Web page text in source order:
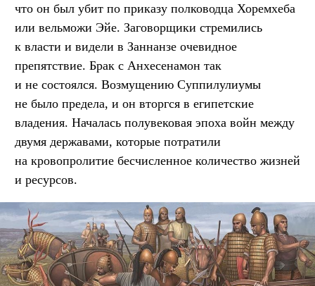
что он был убит по приказу полководца Хоремхеба
или вельможи Эйе. Заговорщики стремились
к власти и видели в Заннанзе очевидное
препятствие. Брак с Анхесенамон так
и не состоялся. Возмущению Суппилулиумы
не было предела, и он вторгся в египетские
владения. Началась полувековая эпоха войн между
двумя державами, которые потратили
на кровопролитие бесчисленное количество жизней
и ресурсов.